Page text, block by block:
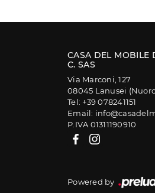
CASA DEL MOBILE
C. SAS
Via Marconi, 127
08045 Lanusei
Tel: +39 078241151
Email:
P.IVA 01311190910
Powered by